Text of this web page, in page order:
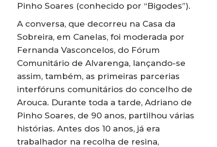
Pinho Soares (conhecido por “Bigodes”).
A conversa, que decorreu na Casa da
Sobreira, em Canelas, foi moderada por
Fernanda Vasconcelos, do Fórum
Comunitário de Alvarenga, lançando-se
assim, também, as primeiras parcerias
interfóruns comunitários do concelho de
Arouca. Durante toda a tarde, Adriano de
Pinho Soares, de 90 anos, partilhou várias
histórias. Antes dos 10 anos, já era
trabalhador na recolha de resina,